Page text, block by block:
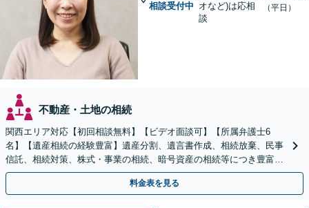
相談受付中 オなど)は応相
談
（平日）
不動産・土地の相続
関西エリア対応【初回相談無料】【ビデオ面談可】【所属弁護士6
名】【遺産相続の経験豊富】遺産分割、遺言書作成、相続放棄、民事
信託、相続対策、株式・事業の相続、暗号資産の相続等につき豊富な
対応実績。【バリアフリー】【完全個室対応】
料金表を見る